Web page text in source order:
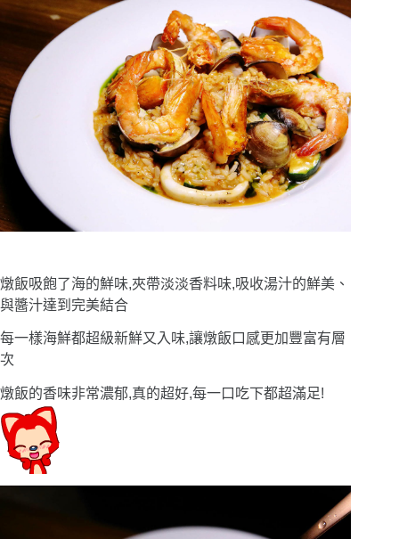
燉飯吸飽了海的鮮味,夾帶淡淡香料味,吸收湯汁的鮮美、
與醬汁達到完美結合
每一樣海鮮都超級新鮮又入味,讓燉飯口感更加豐富有層
次
燉飯的香味非常濃郁,真的超好,每一口吃下都超滿足!